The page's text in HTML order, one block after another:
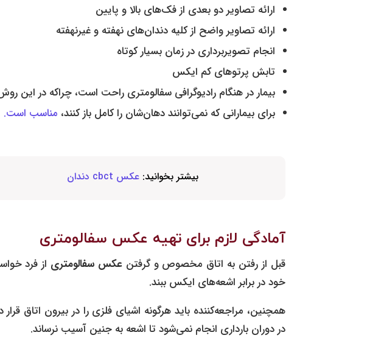
ارائه تصاویر دو بعدی از فک‌های بالا و پایین
ارائه تصاویر واضح از کلیه دندان‌های نهفته و غیرنهفته
انجام تصویربرداری در زمان بسیار کوتاه
تابش پرتوهای کم ایکس
بیمار در هنگام رادیوگرافی سفالومتری راحت‌ است، چراکه در این
برای بیمارانی که نمی‌توانند دهان‌شان را کامل باز کنند، مناسب است‌.
بیشتر بخوانید:عکس cbct دندان
آمادگی لازم برای تهیه عکس سفالومتری
قبل از رفتن به اتاق مخصوص و گرفتنعکس سفالومتری از فرد
خود در برابر اشعه‌های ایکس ببند.
همچنین، مراجعه‌کننده باید هرگونه اشیای فلزی را در بیرون اتاق
در دوران بارداری انجام نمی‌شود تا اشعه به جنین‌ آسیب نرساند.